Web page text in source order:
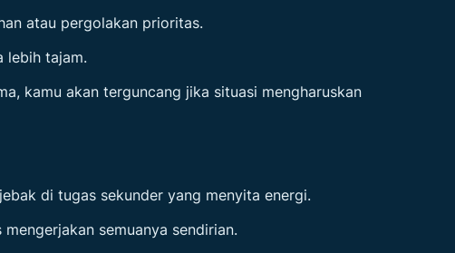
atau pergolakan prioritas.
lebih tajam.
kamu akan terguncang jika situasi mengharuskan
di tugas sekunder yang menyita energi.
semuanya sendirian.